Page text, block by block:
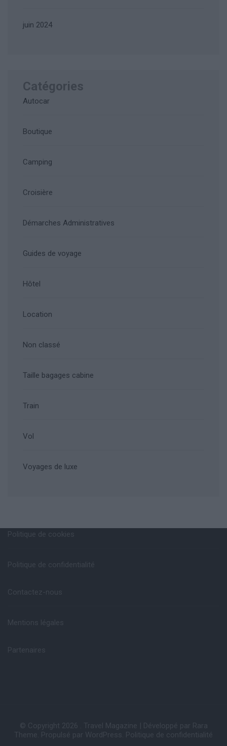
juin 2024
Catégories
Autocar
Boutique
Camping
Croisière
Démarches Administratives
Guides de voyage
Hôtel
Location
Non classé
Taille bagages cabine
Train
Vol
Voyages de luxe